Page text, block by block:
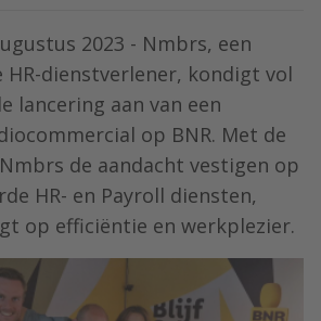
2023 - Nmbrs, een
HR-dienstverlener, kondigt vol
lancering aan van een
op BNR. Met de
de aandacht vestigen op
HR- en Payroll diensten,
op efficiëntie en werkplezier.